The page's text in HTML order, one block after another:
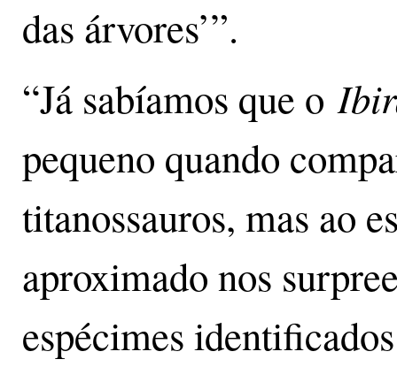
das árvores’”.
“Já sabíamos que o
pequeno quando
titanossauros, mas ao
aproximado nos
espécimes